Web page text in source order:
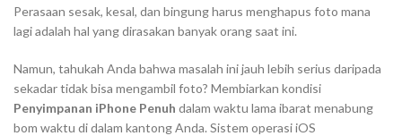
Perasaan sesak, kesal, dan bingung harus menghapus foto mana
lagi adalah hal yang dirasakan banyak orang saat ini.
Namun, tahukah Anda bahwa masalah ini jauh lebih serius daripada
sekadar tidak bisa mengambil foto? Membiarkan kondisi
Penyimpanan iPhone Penuh dalam waktu lama ibarat menabung
bom waktu di dalam kantong Anda. Sistem operasi iOS